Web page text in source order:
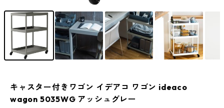
キャスター付きワゴン イデアコ ワゴン ideaco
wagon 5035WG アッシュグレー